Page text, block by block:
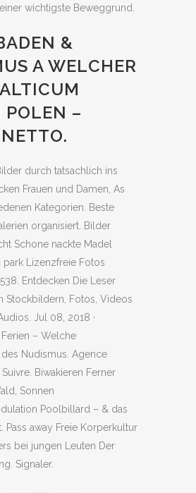
wichtigste Beweggrund.
&
A WELCHER
–
durch tatsachlich ins
Frauen und Damen, As
Kategorien. Beste
organisiert. Bilder
Schone nackte Madel
park Lizenzfreie Fotos
Entdecken Die Leser
Stockbildern, Fotos, Videos
Jul 08, 2018 ·
– Welche
Nudismus. Agence
Biwakieren Ferner
Sonnen
Poolbillard – & das
Pass away Freie Korperkultur
bei jungen Leuten Der
Signaler.